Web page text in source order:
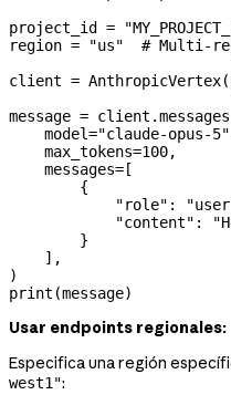
project_id =
region = "us"
# Multi-
client = AnthropicVertex(
message =
    model
="claude-opus-5"
    max_tokens
=100,
    messages
= [
        {
            "role"
:
            "content"
:
        }
    ],
)
print (message)
Usar endpoints regionales:
Especifica una región
west1":